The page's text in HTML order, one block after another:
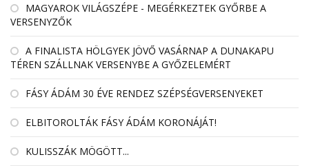
MAGYAROK VILÁGSZÉPE - MEGÉRKEZTEK GYŐRBE A
VERSENYZŐK
A FINALISTA HÖLGYEK JÖVŐ VASÁRNAP A DUNAKAPU
TÉREN SZÁLLNAK VERSENYBE A GYŐZELEMÉRT
FÁSY ÁDÁM 30 ÉVE RENDEZ SZÉPSÉGVERSENYEKET
ELBITOROLTÁK FÁSY ÁDÁM KORONÁJÁT!
KULISSZÁK MÖGÖTT...